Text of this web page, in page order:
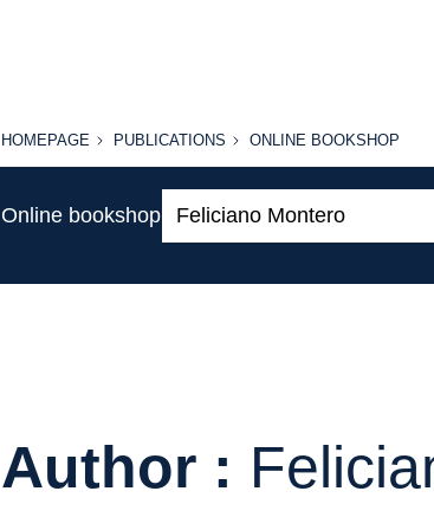
HOMEPAGE
HOMEPAGE PUBLICATIONS
PUBLICATIONS
ONLINE
ONLINE BOOKSHOP
Online bookshop
Author :